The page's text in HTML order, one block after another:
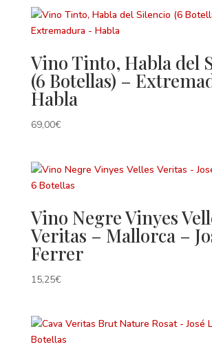
Vino Tinto, Habla del
(6 Botellas) –
Habla
69,00€
Vino Negre Vinyes
Veritas – Mallorca –
Ferrer
15,25€